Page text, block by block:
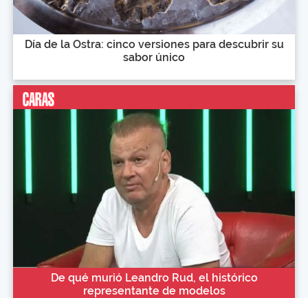
Día de la Ostra: cinco versiones para descubrir su
sabor único
De qué murió Leandro Rud, el histórico
representante de modelos